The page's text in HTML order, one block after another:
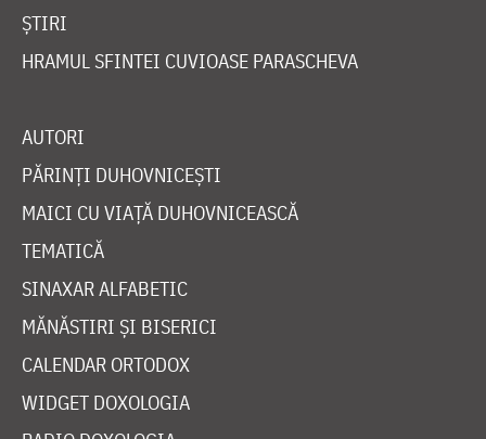
ȘTIRI
HRAMUL SFINTEI CUVIOASE PARASCHEVA
AUTORI
PĂRINȚI DUHOVNICEȘTI
MAICI CU VIAȚĂ DUHOVNICEASCĂ
TEMATICĂ
SINAXAR ALFABETIC
MĂNĂSTIRI ȘI BISERICI
CALENDAR ORTODOX
WIDGET DOXOLOGIA